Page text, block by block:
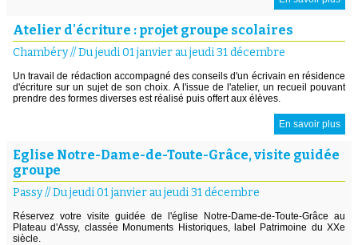
Atelier d'écriture : projet groupe scolaires
Chambéry//Du jeudi 01 janvier au jeudi 31 décembre
Un travail de rédaction accompagné des conseils d'un écrivain en résidence
d'écriture sur un sujet de son choix. A l'issue de l'atelier, un recueil pouvant
prendre des formes diverses est réalisé puis offert aux élèves.
En savoir plus
Eglise Notre-Dame-de-Toute-Grâce, visite guidée
groupe
Passy//Du jeudi 01 janvier au jeudi 31 décembre
Réservez votre visite guidée de l'église Notre-Dame-de-Toute-Grâce au
Plateau d'Assy, classée Monuments Historiques, label Patrimoine du XXe
siècle.